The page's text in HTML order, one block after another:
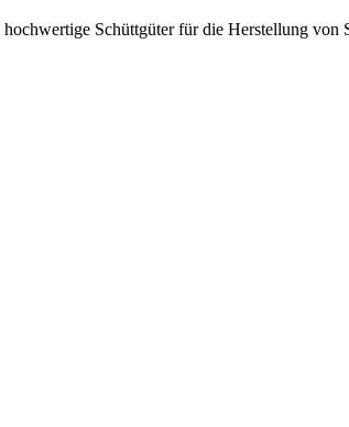
Schüttgüter für die Herstellung von